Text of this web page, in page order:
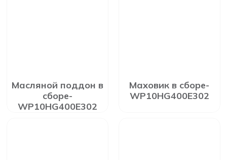
Масляной поддон в
сборе-
WP10HG400E302
Маховик в сборе-
WP10HG400E302